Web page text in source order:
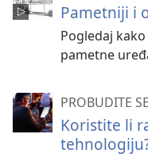
Pametniji i
Pogledaj
pametne
PROBUDITE
Koristite li